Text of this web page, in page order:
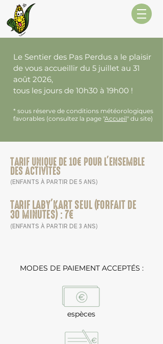
Le Sentier des Pas Perdus a le plaisir
de vous accueillir du 5 juillet au 31
août 2026,
tous les jours de 10h30 à 19h00 !
* sous réserve de conditions météorologiques
favorables (consultez la page "Accueil" du site)
TARIF UNIQUE DE 10€ POUR L'ENSEMBLE
DES ACTIVITÉS
(ENFANTS À PARTIR DE 5 ANS)
TARIF LABY'KART SEUL (FORFAIT DE
30 MINUTES) : 7€
(ENFANTS À PARTIR DE 3 ANS)
MODES DE PAIEMENT ACCEPTÉS :
espèces